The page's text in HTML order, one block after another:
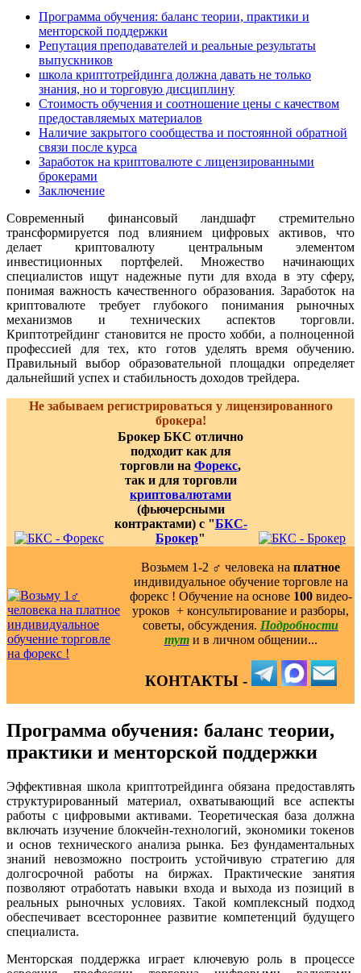
Программа обучения: баланс теории, практики и
менторской поддержки
Репутация преподавателей и реальные результаты
выпускников
школа криптотрейдинга должна давать не только
знания, но и торговую дисциплину
Стоимость обучения и соотношение цены с качеством
предоставляемых материалов
Наличие закрытого сообщества и постоянной обратной
связи после курса
Заработок на криптовалюте с лицензированными
брокерами
Заключение
Современный финансовый ландшафт стремительно
трансформируется под влиянием цифровых активов, что
делает криптовалюту центральным элементом
инвестиционных портфелей. Множество начинающих
специалистов ищут надежные пути для входа в эту сферу,
понимая важность качественного образования. Заработок на
криптовалюте требует глубокого понимания рыночных
механизмов и технических аспектов торговли.
Криптотрейдинг становится не просто хобби, а полноценной
профессией для тех, кто готов уделять время обучению.
Правильный выбор образовательной площадки определяет
дальнейший успех и стабильность доходов трейдера.
Не забываем регистрироваться у лицензированного
брокера!
Брокер БКС отлично
подходит как для
торговли на Форекс,
так и для торговли
криптовалютами
(фьючерсными
контрактами) с "БКС-
Брокер"
Возьмем 1-2 ‍♂️ человека на платное
индивидуальное обучение торговле на
форекс ! Обучение на основе 100видео-
уроков ️ + консультирование и разборы,
советы, обсуждения. Подробности
тут и в личном общении...
КОНТАКТЫ -
Программа обучения: баланс теории,
практики и менторской поддержки
Эффективная школа криптотрейдинга обязана предоставлять
структурированный материал, охватывающий все аспекты
работы с цифровыми активами. Теоретическая база должна
включать изучение блокчейн-технологий, экономики токенов
и основ технического анализа рынка. Без фундаментальных
знаний невозможно построить устойчивую стратегию для
долгосрочной работы на биржах. Практические занятия
позволяют отработать навыки входа и выхода из позиций в
реальных рыночных условиях. Такой комплексный подход
обеспечивает всестороннее развитие компетенций будущего
специалиста.
Менторская поддержка играет ключевую роль в процессе